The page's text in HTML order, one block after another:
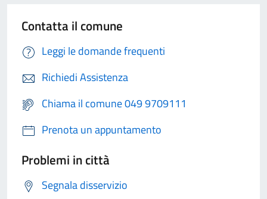
Contatta il comune
Leggi le domande frequenti
Richiedi Assistenza
Chiama il comune 049 9709111
Prenota un appuntamento
Problemi in città
Segnala disservizio